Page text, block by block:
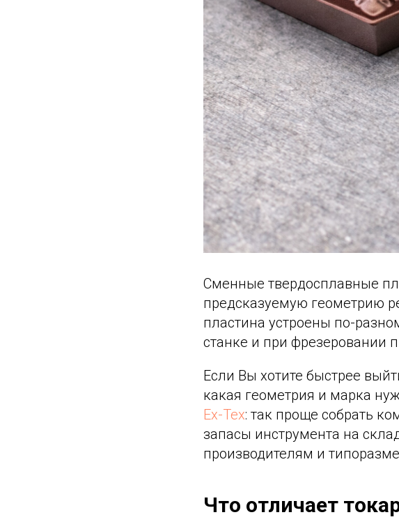
Сменные твердосплавные
предсказуемую геометрию
пластина устроены по-
станке и при фрезеровании
Если Вы хотите быстрее
какая геометрия и марка
Ex-Tex: так проще собрать
запасы инструмента на
производителям и
Что отличает